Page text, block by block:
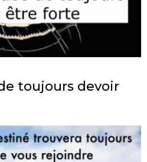
toujours devoir